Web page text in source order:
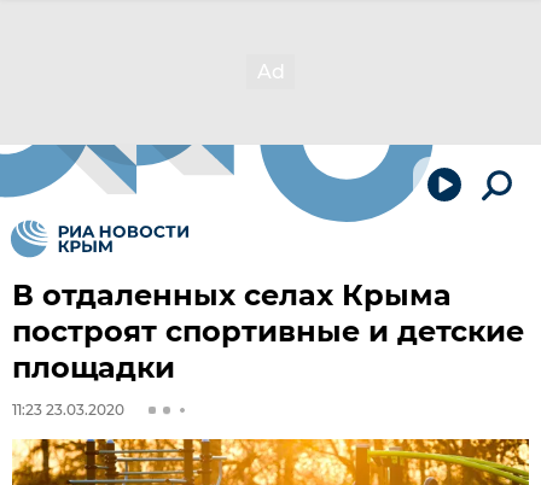
В отдаленных селах Крыма
построят спортивные и детские
площадки
11:23 23.03.2020